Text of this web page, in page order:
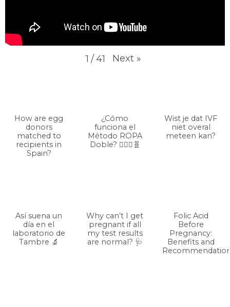
1 /41 Next »
How are egg
donors
matched to
recipients in
Spain?
¿Cómo
funciona el
Método ROPA
Doble? 👩‍❤️‍👩🧬
Wist je dat IVF
niet overal
meteen kan?
Así suena un
día en el
laboratorio de
Tambre 🔬
Why can’t I get
pregnant if all
my test results
are normal? 🩺
Folic Acid
Before
Pregnancy:
Benefits and